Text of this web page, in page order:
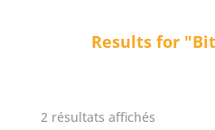
Results for
2 résultats affichés